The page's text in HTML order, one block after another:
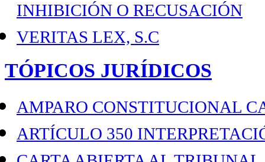
INHIBICIÓN O RECUSACIÓN
VERITAS LEX, S.C
TÓPICOS JURÍDICOS
AMPARO CONSTITUCIONAL
ARTÍCULO 350